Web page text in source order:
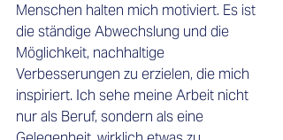
Menschen halten mich motiviert. Es ist
die ständige Abwechslung und die
Möglichkeit, nachhaltige
Verbesserungen zu erzielen, die mich
inspiriert. Ich sehe meine Arbeit nicht
nur als Beruf, sondern als eine